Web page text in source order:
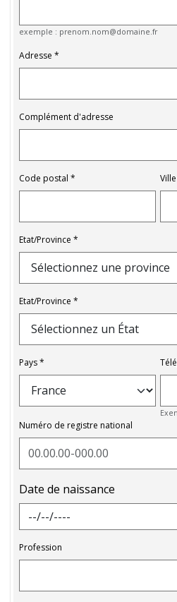
exemple : prenom.nom@domaine.fr
Adresse
Complément d'adresse
Code postal Ville
Etat/Province
Etat/Province
Pays
Numéro de registre national
Date de naissance
Profession